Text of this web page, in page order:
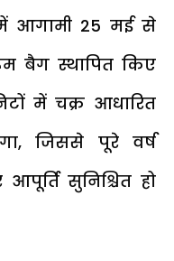
आगामी 25 मई से
बैग स्थापित किए
में चक्र आधारित
जिससे पूरे वर्ष
सुनिश्चित हो